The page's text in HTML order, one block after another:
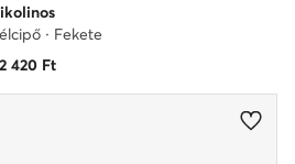
· Fekete
420Ft